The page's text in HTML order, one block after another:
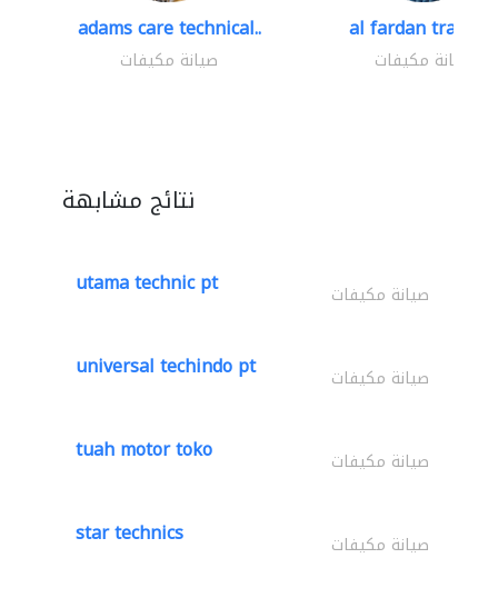
adams care technical..
صيانة مكيفات
al fardan trading..
صيانة مكيفات
نتائج مشابهة
utama technic pt صيانة مكيفات
universal techindo pt صيانة مكيفات
tuah motor toko صيانة مكيفات
star technics صيانة مكيفات